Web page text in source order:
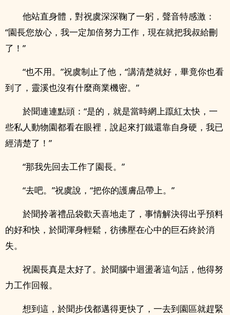
他站直身體，對祝虞深深鞠了一躬，聲音特感激：
“園長您放心，我一定加倍努力工作，現在就把我叔給刪
了！”
“也不用。”祝虞制止了他，“講清楚就好，畢竟你也看
到了，靈溪也沒有什麼商業機密。”
於聞連連點頭：“是的，就是當時網上躥紅太快，一
些私人動物園都看在眼裡，說起來打鐵還靠自身硬，我已
經清楚了！”
“那我先回去工作了園長。”
“去吧。”祝虞說，“把你的護膚品帶上。”
於聞拎著禮品袋歡天喜地走了，事情解決得出乎預料
的好和快，於聞渾身輕鬆，彷彿壓在心中的巨石終於消
失。
祝園長真是太好了。於聞腦中迴盪著這句話，他得努
力工作回報。
想到這，於聞步伐都邁得更快了，一去到園區就趕緊